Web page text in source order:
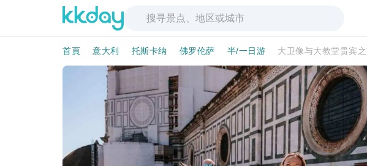
首頁 意大利 托斯卡纳 佛罗伦萨 半/一日游 大卫像与大教堂贵宾